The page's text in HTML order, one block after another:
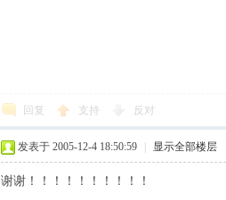
回复 支持 反对
发表于 2005-12-4 18:50:59 显示全部楼层
谢谢！！！！！！！！！！